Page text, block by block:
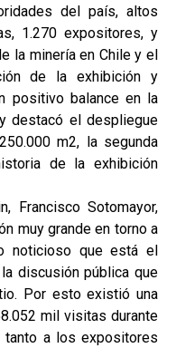
del país, altos
1.270 expositores, y
la minería en Chile y el
de la exhibición y
positivo balance en la
destacó el despliegue
m2, la segunda
de la exhibición
Francisco Sotomayor,
muy grande en torno a
noticioso que está el
discusión pública que
Por esto existió una
mil visitas durante
tanto a los expositores